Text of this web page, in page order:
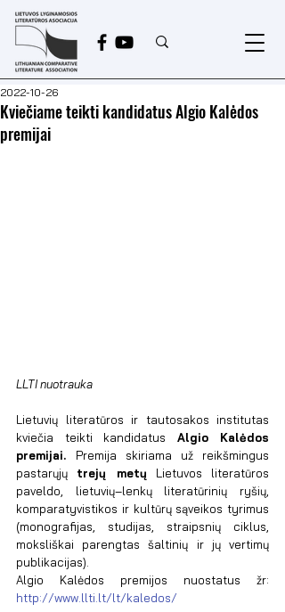
Kviečiame teikti kandidatus Algio Kalėdos
premijai
2022-10-26
LLTI nuotrauka
Lietuvių literatūros ir tautosakos institutas
kviečia teikti kandidatus Algio Kalėdos
premijai. Premija skiriama už reikšmingus
pastarųjų trejų metų Lietuvos literatūros
paveldo, lietuvių–lenkų literatūrinių ryšių,
komparatyvistikos ir kultūrų sąveikos tyrimus
(monografijas, studijas, straipsnių ciklus,
moksliškai parengtas šaltinių ir jų vertimų
publikacijas).
http://www.llti.lt/lt/kaledos/